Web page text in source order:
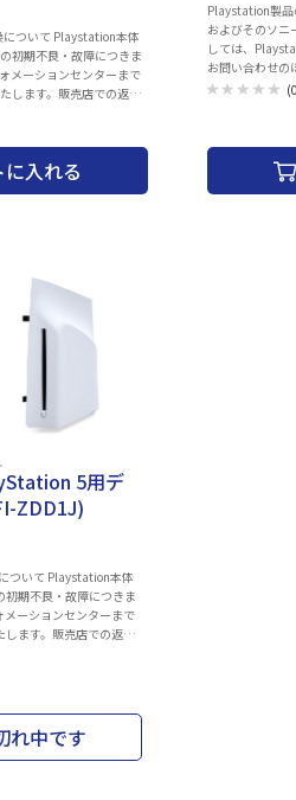
ついて Playstation本体
初期不良・故障につきま
メーションセンターまで
します。販売店での返
また、お買い上げいただ
Playstationインフォメー
783-929(一部のIP電話
～ 18:00 【同梱
入れる
Playstation製
およびそのソニ
しては、
お問い合わせの
品・交換は行っ
ションセンタ
の場合 050-
DualSense ワ
タンドです。 【同梱物】 ・DualSense充電スタンド ×1
5用デ
ZDD1J)
ついて Playstation本体
初期不良・故障につきま
ーションセンターまで
します。販売店での返
た、お買い上げいただ
10:00 ～ 18:00
ション (model group –
対応したUltra HD Blu-
れ中です